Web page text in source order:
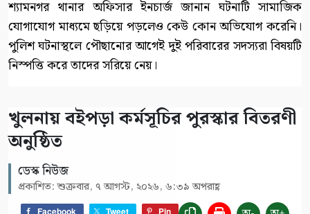
শ্যামনগর থানার অফিসার ইনচার্জ জানান ঘটনাটি সামাজিক
যোগাযোগ মাধ্যমে ছড়িয়ে পড়লেও কেউ কোন অভিযোগ করেনি।
পুলিশ ঘটনাস্থলে পৌছানোর আগেই দুই পরিবারের সদস্যরা বিষয়টি
নিস্পত্তি করে তাদের সরিয়ে নেয়।
খুলনায় বইপড়া কর্মসূচির পুরস্কার বিতরণী
অনুষ্ঠিত
ডেস্ক নিউজ
প্রকাশিত: শুক্রবার, ৭ আগস্ট, ২০২৬, ৬:৩৯ অপরাহ্ণ
Facebook Tweet Pin